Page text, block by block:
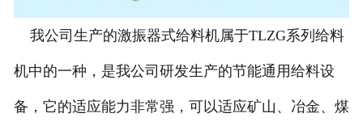
我公司生产的激振器式给料机属于TLZG系列给料
机中的一种，是我公司研发生产的节能通用给料设
备，它的适应能力非常强，可以适应矿山、冶金、煤